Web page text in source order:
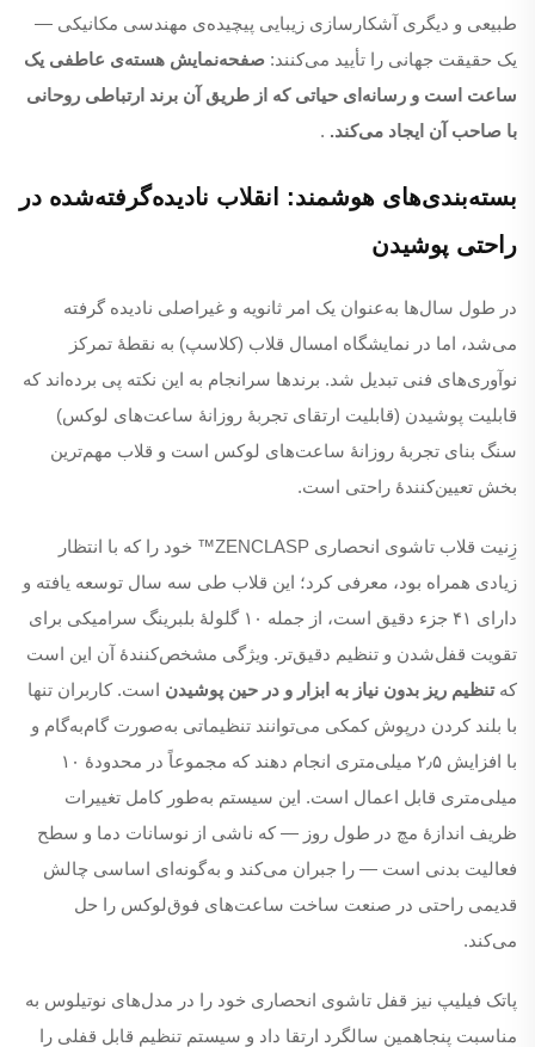
طبیعی و دیگری آشکارسازی زیبایی پیچیده‌ی مهندسی مکانیکی —
یک حقیقت جهانی را تأیید می‌کنند: صفحه‌نمایش هسته‌ی عاطفی یک
ساعت است و رسانه‌ای حیاتی که از طریق آن برند ارتباطی روحانی
با صاحب آن ایجاد می‌کند. .
بسته‌بندی‌های هوشمند: انقلاب نادیده‌گرفته‌شده در
راحتی پوشیدن
در طول سال‌ها به‌عنوان یک امر ثانویه و غیراصلی نادیده گرفته
می‌شد، اما در نمایشگاه امسال قلاب (کلاسپ) به نقطهٔ تمرکز
نوآوری‌های فنی تبدیل شد. برندها سرانجام به این نکته پی برده‌اند که
قابلیت پوشیدن (قابلیت ارتقای تجربهٔ روزانهٔ ساعت‌های لوکس)
سنگ بنای تجربهٔ روزانهٔ ساعت‌های لوکس است و قلاب مهم‌ترین
بخش تعیین‌کنندهٔ راحتی است.
زِنیت قلاب تاشوی انحصاری ZENCLASP™ خود را که با انتظار
زیادی همراه بود، معرفی کرد؛ این قلاب طی سه سال توسعه یافته و
دارای ۴۱ جزء دقیق است، از جمله ۱۰ گلولهٔ بلبرینگ سرامیکی برای
تقویت قفل‌شدن و تنظیم دقیق‌تر. ویژگی مشخص‌کنندهٔ آن این است
کهتنظیم ریز بدون نیاز به ابزار و در حین پوشیدن است. کاربران تنها
با بلند کردن درپوش کمکی می‌توانند تنظیماتی به‌صورت گام‌به‌گام و
با افزایش ۲٫۵ میلی‌متری انجام دهند که مجموعاً در محدودهٔ ۱۰
میلی‌متری قابل اعمال است. این سیستم به‌طور کامل تغییرات
ظریف اندازهٔ مچ در طول روز — که ناشی از نوسانات دما و سطح
فعالیت بدنی است — را جبران می‌کند و به‌گونه‌ای اساسی چالش
قدیمی راحتی در صنعت ساخت ساعت‌های فوق‌لوکس را حل
می‌کند.
پاتک فیلیپ نیز قفل تاشوی انحصاری خود را در مدل‌های نوتیلوس به
مناسبت پنجاهمین سالگرد ارتقا داد و سیستم تنظیم قابل قفلی را